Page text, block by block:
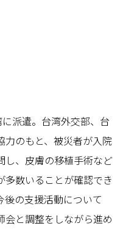
派遣。台湾外交部、台
力のもと、被災者が入院
し、皮膚の移植手術など
多数いることが確認でき
後の支援活動について
会と調整をしながら進め